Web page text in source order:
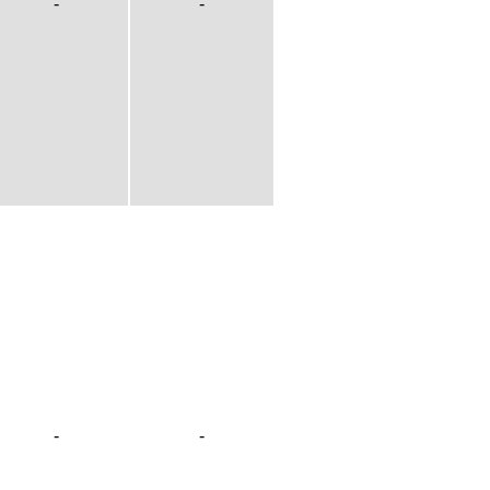
- -
- -